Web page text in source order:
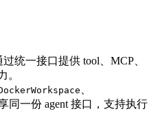
统一接口提供 tool、MCP、
。
同一份 agent 接口，支持执行